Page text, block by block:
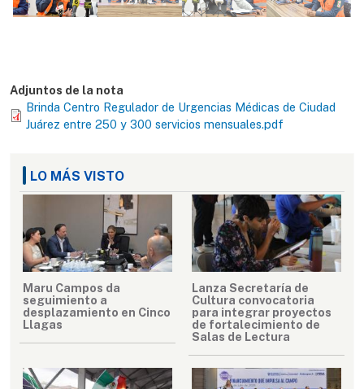
Adjuntos de la nota
Brinda Centro Regulador de Urgencias Médicas de Ciudad
Juárez entre 250 y 300 servicios mensuales.pdf
LO MÁS VISTO
Maru Campos da
seguimiento a
desplazamiento en Cinco
Llagas
Lanza Secretaría de
Cultura convocatoria
para integrar proyectos
de fortalecimiento de
Salas de Lectura